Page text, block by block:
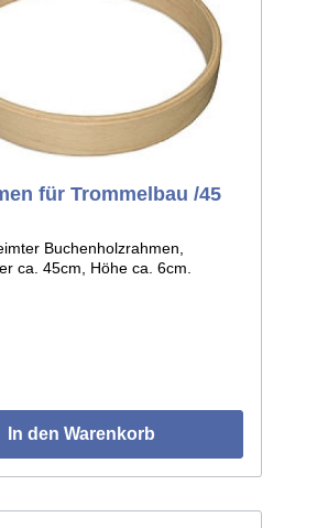
für Trommelbau /45
Buchenholzrahmen,
ca. 45cm, Höhe ca. 6cm.
In den Warenkorb